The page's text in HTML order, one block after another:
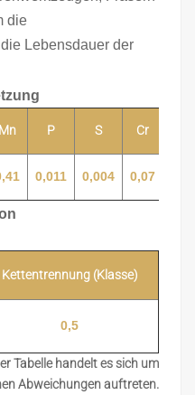
die
Lebensdauer der
Mn P S Cr
0,011 0,004 0,07
Kettentrennung (Klasse)
0,5
Tabelle handelt es sich um
Abweichungen auftreten.